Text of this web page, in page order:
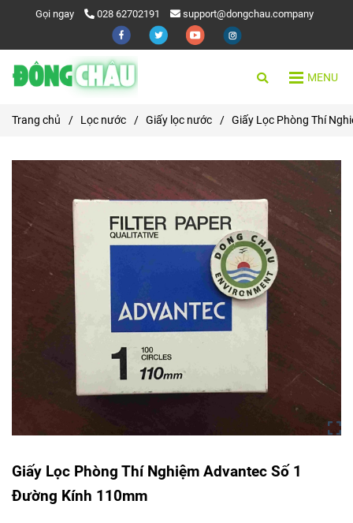
Gọi ngay 028 62702191 support@dongchau.company
MENU
Trang chủ / Lọc nước / Giấy lọc nước / Giấy Lọc Phòng Thí
Giấy Lọc Phòng Thí Nghiệm Advantec Số 1
Đường Kính 110mm